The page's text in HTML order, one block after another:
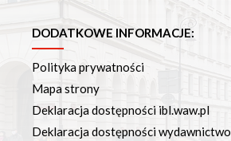
DODATKOWE INFORMACJE:
Polityka prywatności
Mapa strony
Deklaracja dostępności ibl.waw.pl
Deklaracja dostępności